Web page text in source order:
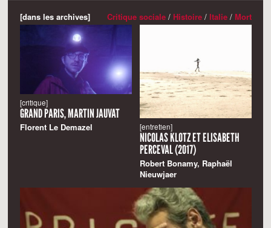
[dans les archives] Critique sociale/ Histoire/ Italie/ Mort
[critique]
GRAND PARIS, MARTIN JAUVAT
Florent Le Demazel [entretien]
NICOLAS KLOTZ ET ELISABETH
PERCEVAL (2017)
Robert Bonamy, Raphaël
Nieuwjaer